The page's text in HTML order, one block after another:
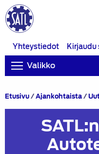
Yhteystiedot
Kirjaudu
Valikko
Etusivu/Ajankohtaista/